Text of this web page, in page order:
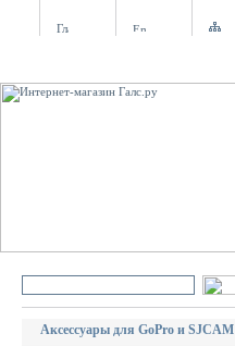
Аксессуары для GoPro и SJCAM